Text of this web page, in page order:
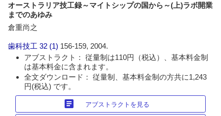
オーストラリア技工録～マイトシップの国から～(上)ラボ開業
までのあゆみ
倉重尚之
歯科技工 32 (1) 156-159, 2004.
アブストラクト： 従量制は110円（税込）、基本料金制
は基本料金に含まれます。
全文ダウンロード： 従量制、基本料金制の方共に1,243
円(税込) です。
article アブストラクトを見る